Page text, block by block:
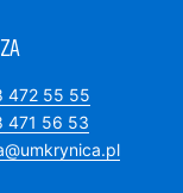
472 55 55
471 56 53